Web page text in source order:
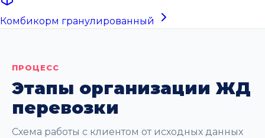
Комбикорм гранулированный
ПРОЦЕСС
Этапы организации ЖД
перевозки
Схема работы с клиентом от исходных данных